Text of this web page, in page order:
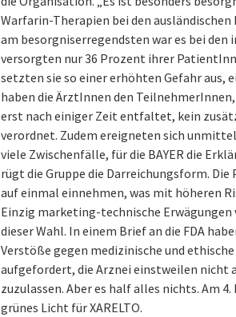
Warfarin-Therapien bei den ausländischen
am besorgniserregendsten war es bei den
versorgten nur 36 Prozent ihrer
setzten sie so einer erhöhten Gefahr aus,
haben die ÄrztInnen den
erst nach einiger Zeit entfaltet, kein
verordnet. Zudem ereigneten sich
viele Zwischenfälle, für die BAYER die
rügt die Gruppe die Darreichungsform.
auf einmal einnehmen, was mit höheren
Einzig marketing-technische
dieser Wahl. In einem Brief an die FDA
Verstöße gegen medizinische und
aufgefordert, die Arznei einstweilen
zuzulassen. Aber es half alles nichts. Am
grünes Licht für XARELTO.